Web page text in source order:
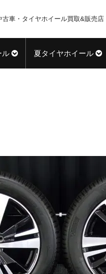
古車・タイヤホイール買取&販売店
ル 夏タイヤホイール